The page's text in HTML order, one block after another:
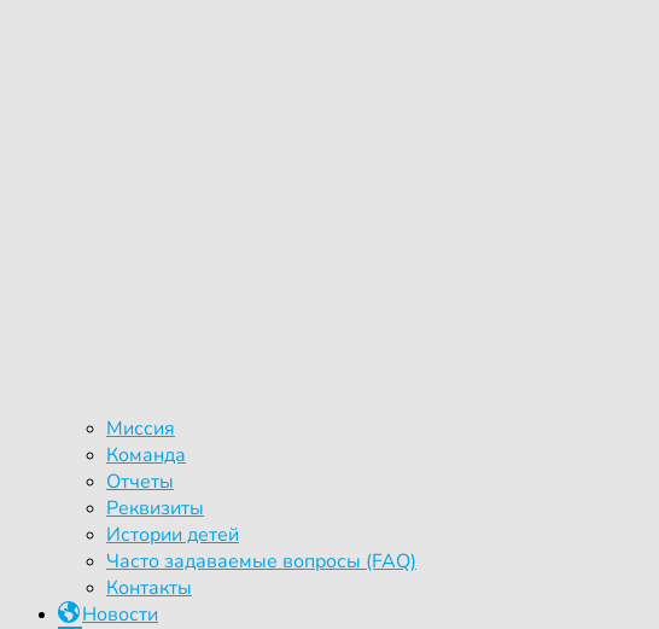
Миссия
Команда
Отчеты
Реквизиты
Истории детей
Часто задаваемые вопросы (FAQ)
Контакты
Новости